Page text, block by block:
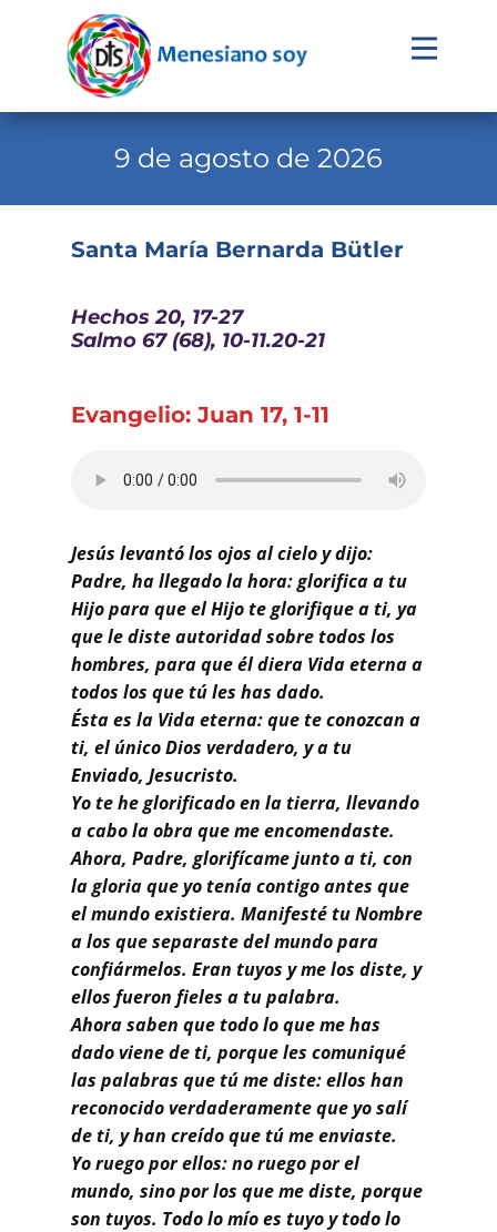
Evangelio
Familia Menesiana
Recursos
9 de agosto de 2026
Santa María Bernarda Bütler
Hechos 20, 17-27
Salmo 67 (68), 10-11.20-21
Evangelio: Juan 17, 1-11
Jesús levantó los ojos al cielo y dijo:
Padre, ha llegado la hora: glorifica a tu
Hijo para que el Hijo te glorifique a ti, ya
que le diste autoridad sobre todos los
hombres, para que él diera Vida eterna a
todos los que tú les has dado.
Ésta es la Vida eterna: que te conozcan a
ti, el único Dios verdadero, y a tu
Enviado, Jesucristo.
Yo te he glorificado en la tierra, llevando
a cabo la obra que me encomendaste.
Ahora, Padre, glorifícame junto a ti, con
la gloria que yo tenía contigo antes que
el mundo existiera. Manifesté tu Nombre
a los que separaste del mundo para
confiármelos. Eran tuyos y me los diste, y
ellos fueron fieles a tu palabra.
Ahora saben que todo lo que me has
dado viene de ti, porque les comuniqué
las palabras que tú me diste: ellos han
reconocido verdaderamente que yo salí
de ti, y han creído que tú me enviaste.
Yo ruego por ellos: no ruego por el
mundo, sino por los que me diste, porque
son tuyos. Todo lo mío es tuyo y todo lo